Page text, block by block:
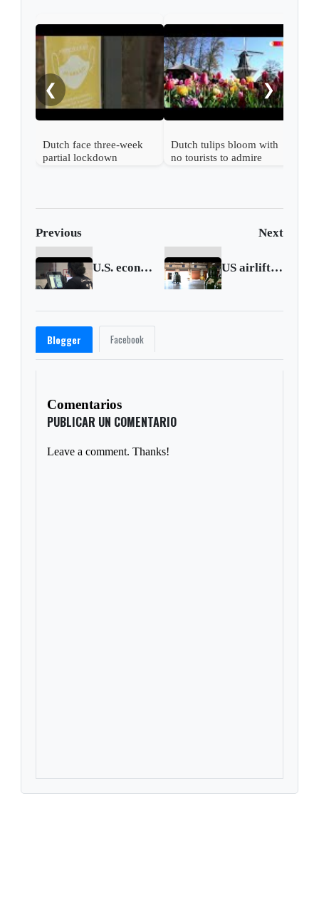
❮
Dutch face three-week
partial lockdown
Dutch tulips bloom with
no tourists to admire
❯
Previous Next
U.S. economy gets boost from hefty federal aid US airlifts COVID-19 relief supplies to India
Blogger Facebook
Comentarios
PUBLICAR UN COMENTARIO
Leave a comment. Thanks!